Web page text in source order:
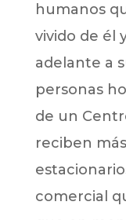
humanos
vivido de él
adelante a
personas
de un
reciben
comercial